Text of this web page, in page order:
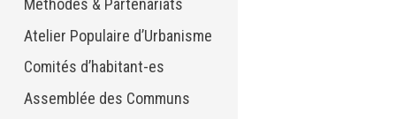
Méthodes & Partenariats
Atelier Populaire d’Urbanisme
Comités d’habitant-es
Assemblée des Communs